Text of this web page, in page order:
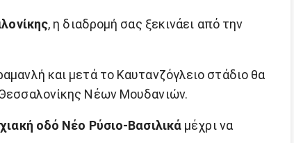
, η διαδρομή σας ξεκινάει από την
και μετά το Καυτανζόγλειο στάδιο θα
Νέων Μουδανιών.
οδό Νέο Ρύσιο-Βασιλικά μέχρι να